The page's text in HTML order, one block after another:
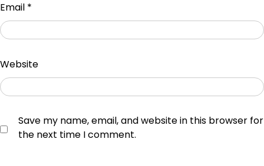
Email *
Website
Save my name, email, and website in this browser for
the next time I comment.